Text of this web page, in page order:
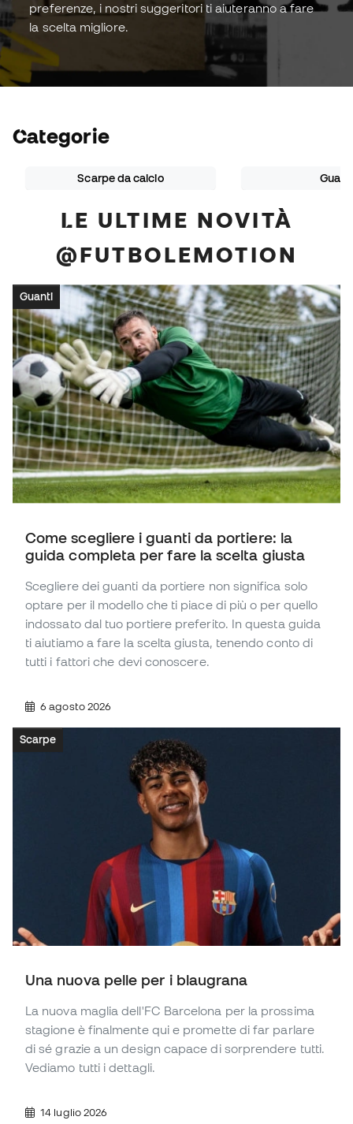
preferenze, i nostri suggeritori ti aiuteranno a fare
la scelta migliore.
Categorie
Scarpe da calcio Guanti
LE ULTIME NOVITÀ
@FUTBOLEMOTION
Guanti
Come scegliere i guanti da portiere: la
guida completa per fare la scelta giusta
Scegliere dei guanti da portiere non significa solo
optare per il modello che ti piace di più o per quello
indossato dal tuo portiere preferito. In questa guida
ti aiutiamo a fare la scelta giusta, tenendo conto di
tutti i fattori che devi conoscere.
6 agosto 2026
Scarpe
Una nuova pelle per i blaugrana
La nuova maglia dell'FC Barcelona per la prossima
stagione è finalmente qui e promette di far parlare
di sé grazie a un design capace di sorprendere tutti.
Vediamo tutti i dettagli.
14 luglio 2026